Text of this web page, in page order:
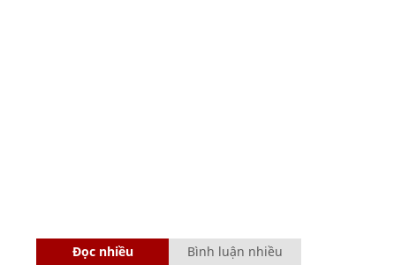
Đọc nhiều Bình luận nhiều